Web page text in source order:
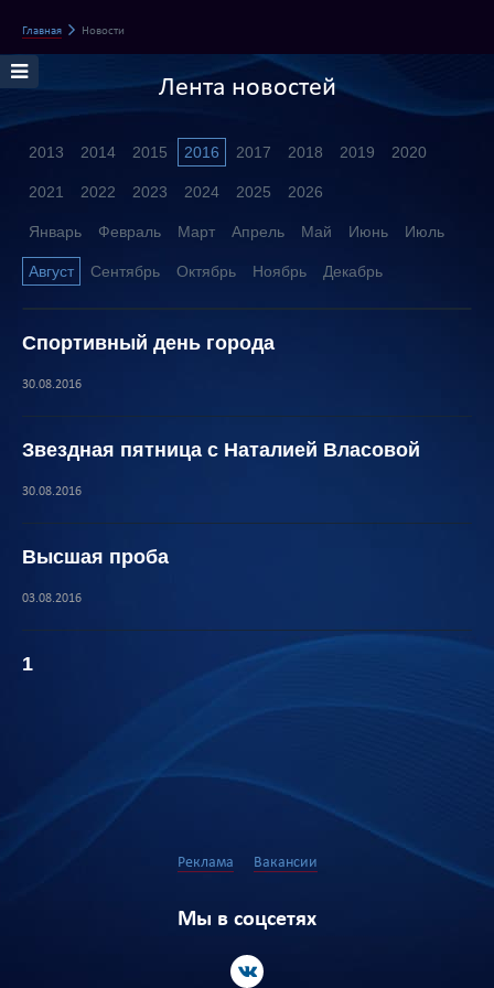
Главная Новости
Лента новостей
2013 2014 2015 2016 2017 2018 2019 2020
2021 2022 2023 2024 2025 2026
Январь Февраль Март Апрель Май Июнь Июль
Август Сентябрь Октябрь Ноябрь Декабрь
Спортивный день города
30.08.2016
Звездная пятница с Наталией Власовой
30.08.2016
Высшая проба
03.08.2016
1
Реклама Вакансии
Мы в соцсетях